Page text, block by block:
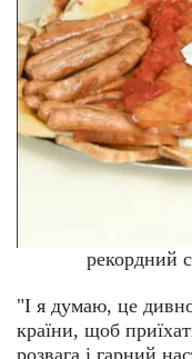
рекордний
"І я думаю, це
країни, щоб